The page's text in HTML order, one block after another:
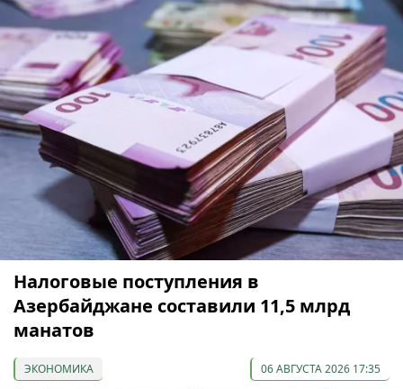
Налоговые поступления в
Азербайджане составили 11,5 млрд
манатов
ЭКОНОМИКА 06 АВГУСТА 2026 17:35